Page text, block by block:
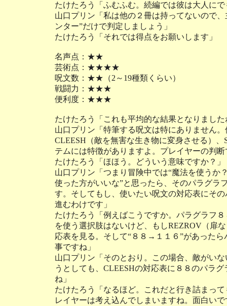
たけたろう「ふむふむ。続編では彼は大人に
山口プリン「私は他の２冊は持ってないので
ンター”だけで判定しましょう」
たけたろう「それでは得点をお願いします」
名声点：★★
芸術点：★★★★
呪文数：★★（2～19種類くらい）
戦闘力：★★★
便利度：★★★
たけたろう「これも平均的な結果となりました
山口プリン「特筆する呪文は特にありません
CLEESH（敵を無害な生き物に変身させる）
テムには特徴がありますよ。プレイヤーの判
たけたろう「ほほう。どういう意味ですか？」
山口プリン「つまり冒険中では“魔法を使うか
使った方がいいな”と思ったら、そのパラグラ
す。そしてもし、使いたい呪文の対応表にそ
進むわけです」
たけたろう「例えばこうですか。パラグラフ
を使う選択肢はないけど、もしREZROV（扉
応表を見る。そして“８８→１１６”があった
事ですね」
山口プリン「そのとおり。この場合、敵がい
うとしても、CLEESHの対応表に８８のパラ
ね」
たけたろう「なるほど。これだと行き詰まっ
レイヤーは考え込んでしまいますね。面白いで